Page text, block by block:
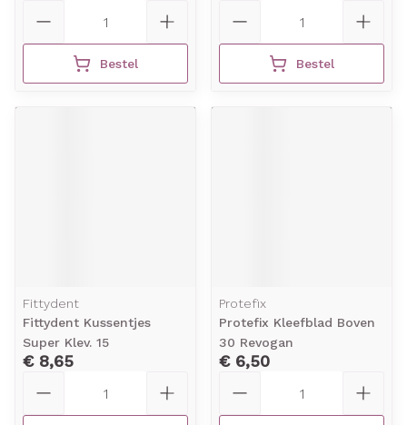
Bestel Bestel
Fittydent
Fittydent Kussentjes
Super Klev. 15
€ 8,65
Protefix
Protefix Kleefblad Boven
30 Revogan
€ 6,50